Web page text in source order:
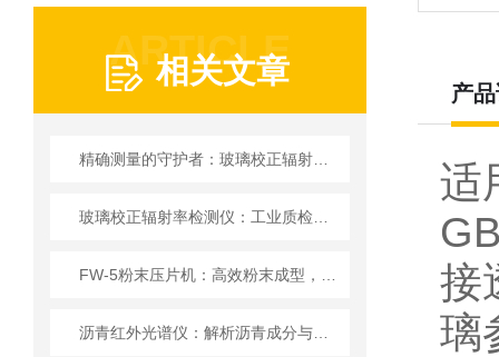
ARTICLE
相关文章
产
适
接
璃